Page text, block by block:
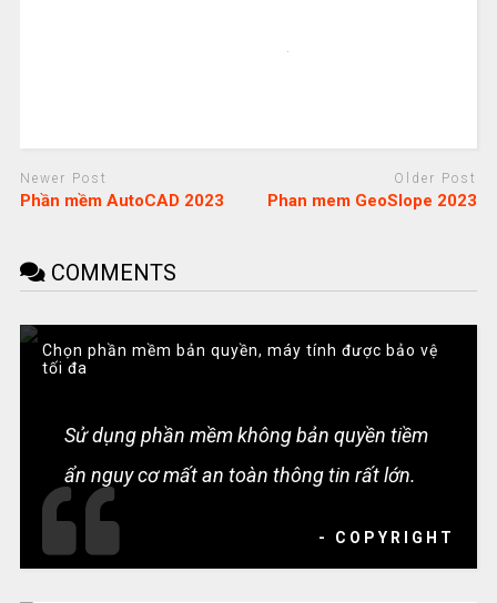
Newer Post
Phần mềm AutoCAD 2023
Older Post
Phan mem GeoSlope 2023
COMMENTS
Chọn phần mềm bản quyền, máy tính được bảo vệ
tối đa
Sử dụng phần mềm không bản quyền tiềm
ẩn nguy cơ mất an toàn thông tin rất lớn.
- COPYRIGHT